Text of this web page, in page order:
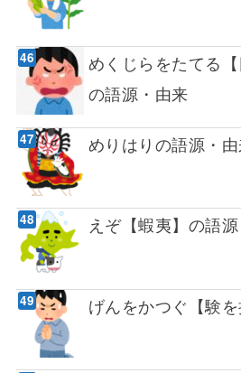
めくじらをたてる【
の語源・由来
めりはりの語源・
えぞ【蝦夷】の語
げんをかつぐ【験